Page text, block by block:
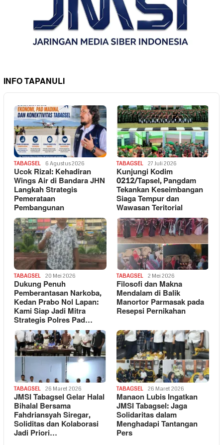
INFO TAPANULI
TABAGSEL 6 Agustus 2026
Ucok Rizal: Kehadiran
Wings Air di Bandara JHN
Langkah Strategis
Pemerataan
Pembangunan
TABAGSEL 27 Juli 2026
Kunjungi Kodim
0212/Tapsel, Pangdam
Tekankan Keseimbangan
Siaga Tempur dan
Wawasan Teritorial
TABAGSEL 20 Mei 2026
Dukung Penuh
Pemberantasan Narkoba,
Kedan Prabo Nol Lapan:
Kami Siap Jadi Mitra
Strategis Polres Pad…
TABAGSEL 2 Mei 2026
Filosofi dan Makna
Mendalam di Balik
Manortor Parmasak pada
Resepsi Pernikahan
TABAGSEL 26 Maret 2026
JMSI Tabagsel Gelar Halal
Bihalal Bersama
Fahdriansyah Siregar,
Soliditas dan Kolaborasi
Jadi Priori…
TABAGSEL 26 Maret 2026
Manaon Lubis Ingatkan
JMSI Tabagsel: Jaga
Solidaritas dalam
Menghadapi Tantangan
Pers